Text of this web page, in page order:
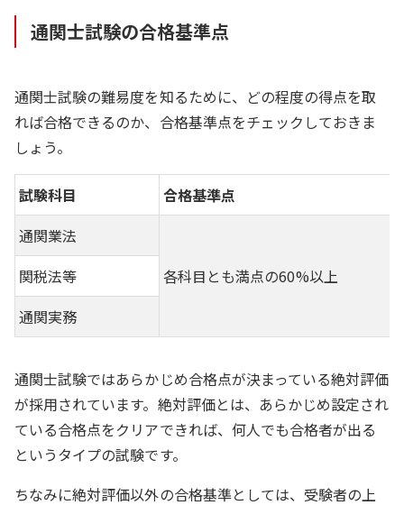
通関士試験の合格基準点
通関士試験の難易度を知るために、どの程度の得点を取
れば合格できるのか、合格基準点をチェックしておきま
しょう。
試験科目
合格基準点
通関業法
各科目とも満点の60%以上
関税法等
通関実務
通関士試験ではあらかじめ合格点が決まっている絶対評価
が採用されています。絶対評価とは、あらかじめ設定され
ている合格点をクリアできれば、何人でも合格者が出る
というタイプの試験です。
ちなみに絶対評価以外の合格基準としては、受験者の上